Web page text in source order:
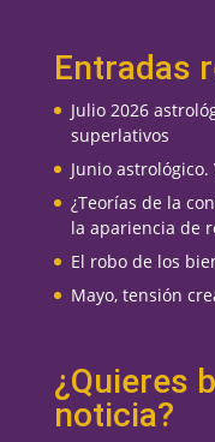
Entradas
Julio 2026
superlativos
Junio
¿Teorías de la
la apariencia de
El robo de los
Mayo, tensión
¿Quieres
noticia?